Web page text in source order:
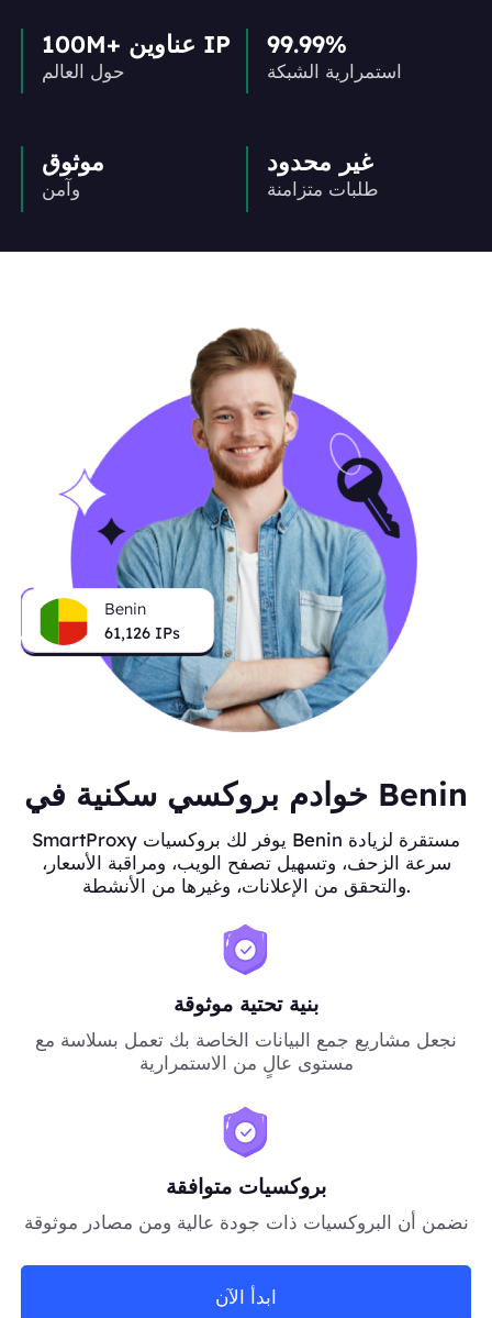
100M+ عناوين IP
حول العالم
99.99%
استمرارية الشبكة
موثوق
وآمن
غير محدود
طلبات متزامنة
Benin
61,126 IPs
خوادم بروكسي سكنية في Benin
SmartProxy يوفر لك بروكسيات Benin مستقرة لزيادة
سرعة الزحف، وتسهيل تصفح الويب، ومراقبة الأسعار،
والتحقق من الإعلانات، وغيرها من الأنشطة.
بنية تحتية موثوقة
نجعل مشاريع جمع البيانات الخاصة بك تعمل بسلاسة مع
مستوى عالٍ من الاستمرارية
بروكسيات متوافقة
نضمن أن البروكسيات ذات جودة عالية ومن مصادر موثوقة
ابدأ الآن